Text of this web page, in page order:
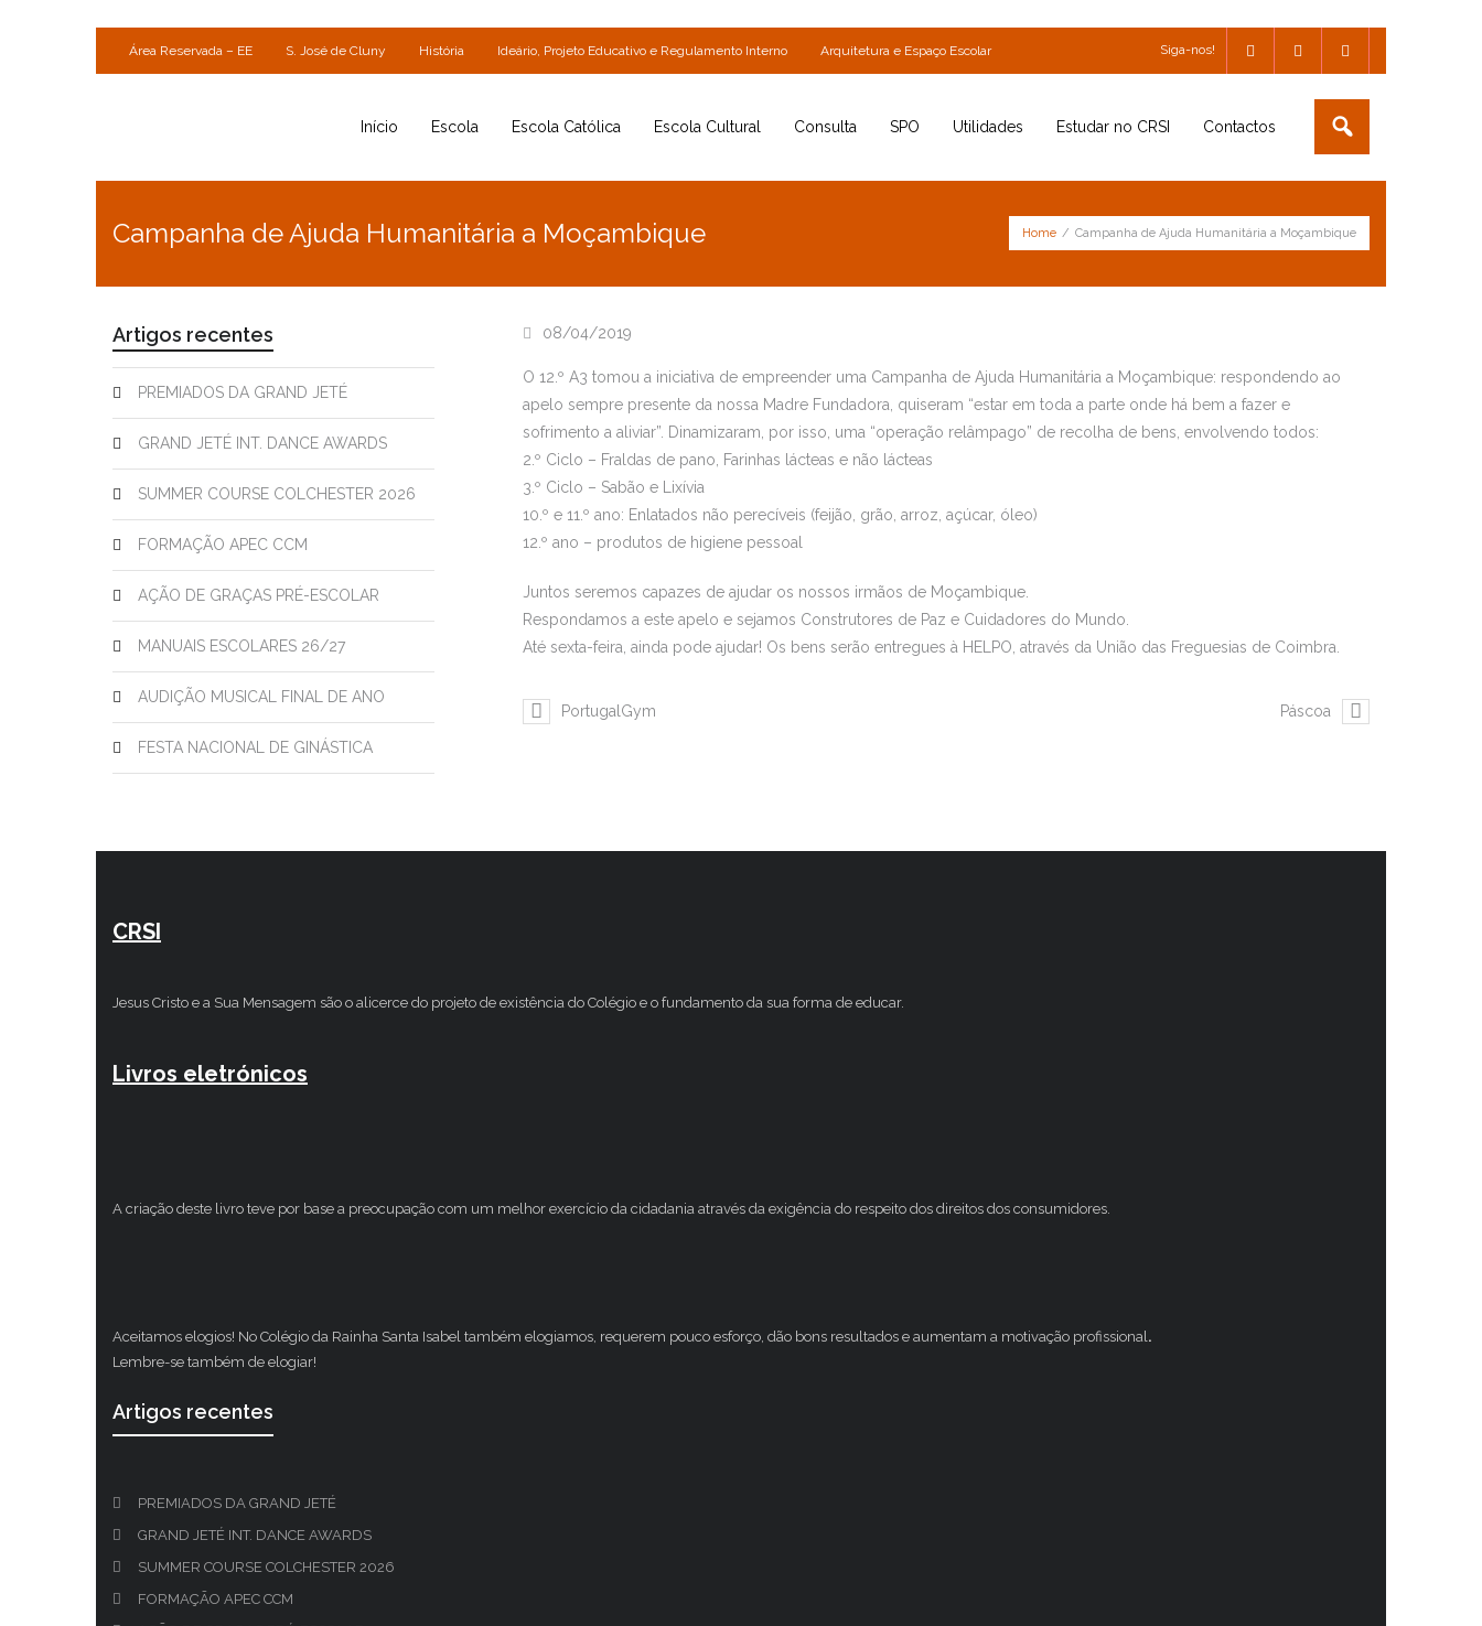
Área Reservada – EE S. José de Cluny História Ideário, Projeto Educativo e Regulamento Interno Arquitetura e Espaço Escolar Siga-nos!
Início Escola Escola Católica Escola Cultural Consulta SPO Utilidades Estudar no CRSI Contactos
Campanha de Ajuda Humanitária a Moçambique Home / Campanha de Ajuda Humanitária a Moçambique
08/04/2019
O 12.º A3 tomou a iniciativa de empreender uma Campanha de Ajuda Humanitária a Moçambique: respondendo ao
apelo sempre presente da nossa Madre Fundadora, quiseram “estar em toda a parte onde há bem a fazer e
sofrimento a aliviar”. Dinamizaram, por isso, uma “operação relâmpago” de recolha de bens, envolvendo todos:
2.º Ciclo – Fraldas de pano, Farinhas lácteas e não lácteas
3.º Ciclo – Sabão e Lixívia
10.º e 11.º ano: Enlatados não perecíveis (feijão, grão, arroz, açúcar, óleo)
12.º ano – produtos de higiene pessoal
Juntos seremos capazes de ajudar os nossos irmãos de Moçambique.
Respondamos a este apelo e sejamos Construtores de Paz e Cuidadores do Mundo.
Até sexta-feira, ainda pode ajudar! Os bens serão entregues à HELPO, através da União das Freguesias de Coimbra.
PortugalGym Páscoa
Artigos recentes
PREMIADOS DA GRAND JETÉ
GRAND JETÉ INT. DANCE AWARDS
SUMMER COURSE COLCHESTER 2026
FORMAÇÃO APEC CCM
AÇÃO DE GRAÇAS PRÉ-ESCOLAR
MANUAIS ESCOLARES 26/27
AUDIÇÃO MUSICAL FINAL DE ANO
FESTA NACIONAL DE GINÁSTICA
CRSI
Jesus Cristo e a Sua Mensagem são o alicerce do projeto de existência do Colégio e o fundamento da sua forma de educar.
Livros eletrónicos
A criação deste livro teve por base a preocupação com um melhor exercício da cidadania através da exigência do respeito dos direitos dos consumidores.
Aceitamos elogios! No Colégio da Rainha Santa Isabel também elogiamos, requerem pouco esforço, dão bons resultados e aumentam a motivação profissional.
Lembre-se também de elogiar!
Artigos recentes
PREMIADOS DA GRAND JETÉ
GRAND JETÉ INT. DANCE AWARDS
SUMMER COURSE COLCHESTER 2026
FORMAÇÃO APEC CCM